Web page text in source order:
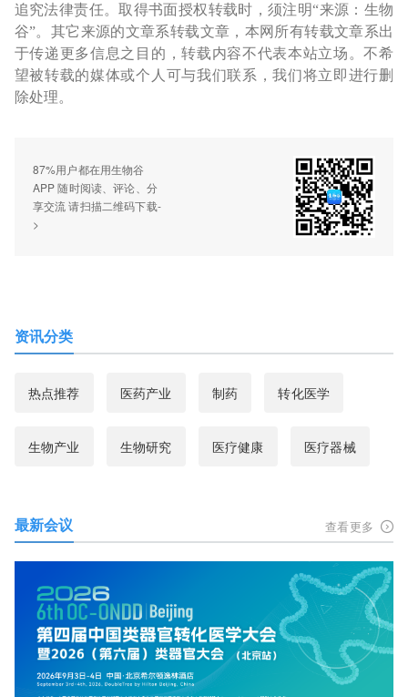
追究法律责任。取得书面授权转载时，须注明“来源：生物
谷”。其它来源的文章系转载文章，本网所有转载文章系出
于传递更多信息之目的，转载内容不代表本站立场。不希
望被转载的媒体或个人可与我们联系，我们将立即进行删
除处理。
87%用户都在用生物谷
APP 随时阅读、评论、分
享交流 请扫描二维码下载-
>
资讯分类
热点推荐 医药产业 制药 转化医学
生物产业 生物研究 医疗健康 医疗器械
最新会议 查看更多